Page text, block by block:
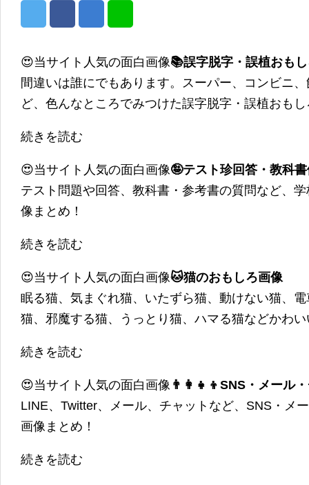
😍当サイト人気の面白画像📚誤字脱字・誤植おも
間違いは誰にでもあります。スーパー、コンビニ
ど、色んなところでみつけた誤字脱字・誤植おも
続きを読む
😍当サイト人気の面白画像🤪テスト珍回答・教科
テスト問題や回答、教科書・参考書の質問など、
像まとめ！
続きを読む
😍当サイト人気の面白画像🐱猫のおもしろ画像
眠る猫、気まぐれ猫、いたずら猫、動けない猫、
猫、邪魔する猫、うっとり猫、ハマる猫などかわ
続きを読む
😍当サイト人気の面白画像 👨‍👩‍👧‍👦SNS・メール
LINE、Twitter、メール、チャットなど、SNS・メ
画像まとめ！
続きを読む